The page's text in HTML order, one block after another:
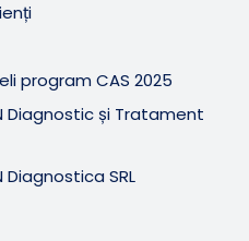
program CAS 2025
Diagnostic și Tratament
Diagnostica SRL